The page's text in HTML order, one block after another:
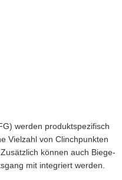
werden produktspezifisch
Vielzahl von Clinchpunkten
können auch Biege-
mit integriert werden.